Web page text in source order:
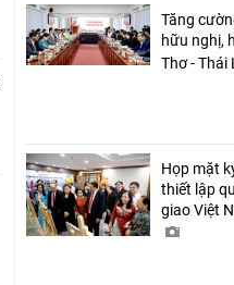
Tăng
hữu nghị,
Thơ - Thái
Họp mặt
thiết lập
giao Việt